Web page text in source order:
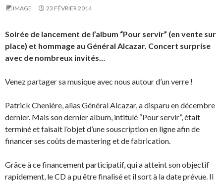
IMAGE 23 FÉVRIER 2014
Soirée de lancement de l’album “Pour servir” (en vente sur
place) et hommage au Général Alcazar. Concert surprise
avec de nombreux invités…
Venez partager sa musique avec nous autour d’un verre !
Patrick Chenière, alias Général Alcazar, a disparu en décembre
dernier. Mais son dernier album, intitulé “Pour servir”, était
terminé et faisait l’objet d’une souscription en ligne afin de
financer ses coûts de mastering et de fabrication.
Grâce à ce financement participatif, qui a atteint son objectif
rapidement, le CD a pu être finalisé et il sort à la date prévue. Il